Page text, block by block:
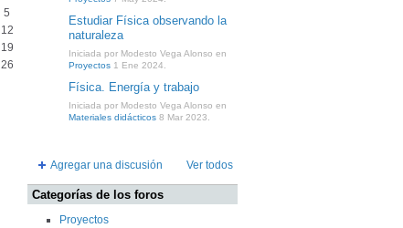
5
12
19
26
Estudiar Física observando la
naturaleza
Iniciada por Modesto Vega Alonso en
Proyectos 1 Ene 2024.
Física. Energía y trabajo
Iniciada por Modesto Vega Alonso en
Materiales didácticos 8 Mar 2023.
Agregar una discusión Ver todos
Categorías de los foros
Proyectos